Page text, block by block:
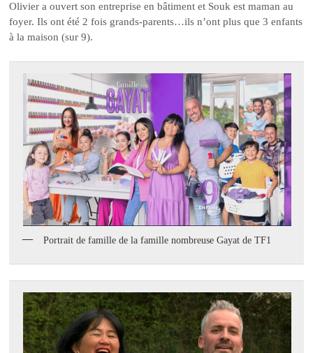
Olivier a ouvert son entreprise en bâtiment et Souk est maman au
foyer. Ils ont été 2 fois grands-parents…ils n’ont plus que 3 enfants
à la maison (sur 9).
Portrait de famille de la famille nombreuse Gayat de TF1